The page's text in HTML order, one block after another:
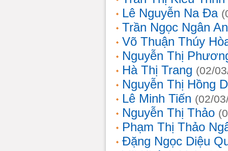
Lê Nguyễn Na Đa
Trần Ngọc Ngân
Võ Thuận Thúy
Nguyễn Thị
Hà Thị Trang (02/
Nguyễn Thị Hồng
Lê Minh Tiến (02/
Nguyễn Thị Thảo
Phạm Thị Thảo
Đặng Ngọc Diệu